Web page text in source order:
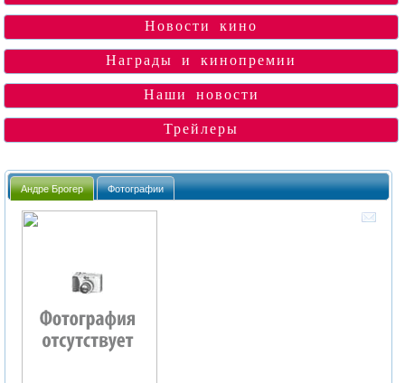
Новости кино
Награды и кинопремии
Наши новости
Трейлеры
Андре Брогер Фотографии